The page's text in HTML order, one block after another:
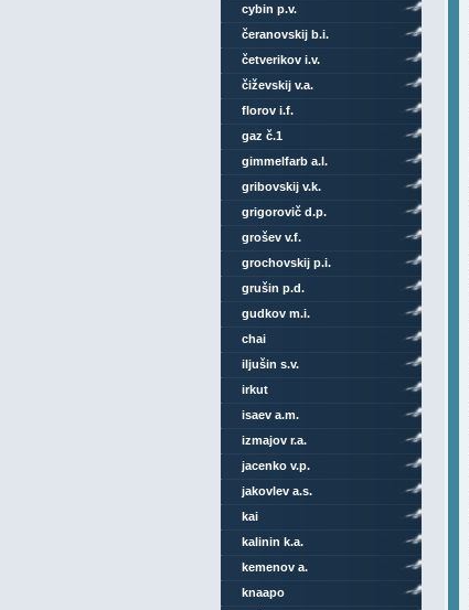
cybin p.v.
čeranovskij b.i.
četverikov i.v.
čiževskij v.a.
florov i.f.
gaz č.1
gimmelfarb a.l.
gribovskij v.k.
grigorovič d.p.
grošev v.f.
grochovskij p.i.
grušin p.d.
gudkov m.i.
chai
iljušin s.v.
irkut
isaev a.m.
izmajov r.a.
jacenko v.p.
jakovlev a.s.
kai
kalinin k.a.
kemenov a.
knaapo